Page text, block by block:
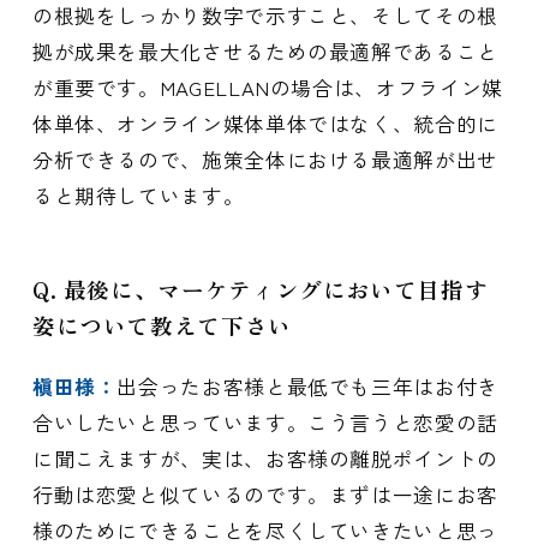
の根拠をしっかり数字で示すこと、そしてその根
拠が成果を最大化させるための最適解であること
が重要です。MAGELLANの場合は、オフライン媒
体単体、オンライン媒体単体ではなく、統合的に
分析できるので、施策全体における最適解が出せ
ると期待しています。
Q. 最後に、マーケティングにおいて目指す
姿について教えて下さい
槇田様： 出会ったお客様と最低でも三年はお付き
合いしたいと思っています。こう言うと恋愛の話
に聞こえますが、実は、お客様の離脱ポイントの
行動は恋愛と似ているのです。まずは一途にお客
様のためにできることを尽くしていきたいと思っ